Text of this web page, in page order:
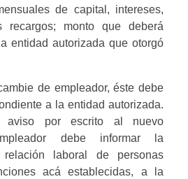
de capital, intereses,
recargos; monto que deberá
entidad autorizada que otorgó
de empleador, éste debe
a la entidad autorizada.
aviso por escrito al nuevo
debe informar la
laboral de personas
acá establecidas, a la